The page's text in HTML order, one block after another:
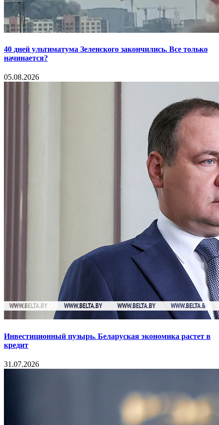
40 дней ультиматума Зеленского закончились. Все только
начинается?
05.08.2026
Инвестиционный пузырь. Беларуская экономика растет в
кредит
31.07.2026